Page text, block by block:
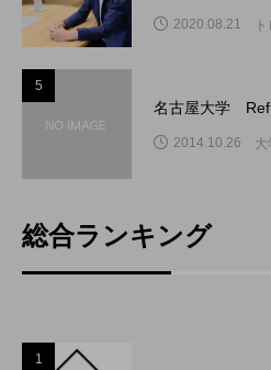
2020.08.21
5
名古屋大学
2014.10.26 大
総合ランキング
1